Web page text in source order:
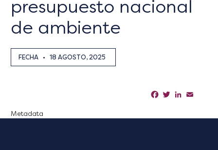
presupuesto nacional
de ambiente
FECHA • 18 AGOSTO, 2025
Facebook
TwitterLinkedIn
Metadata